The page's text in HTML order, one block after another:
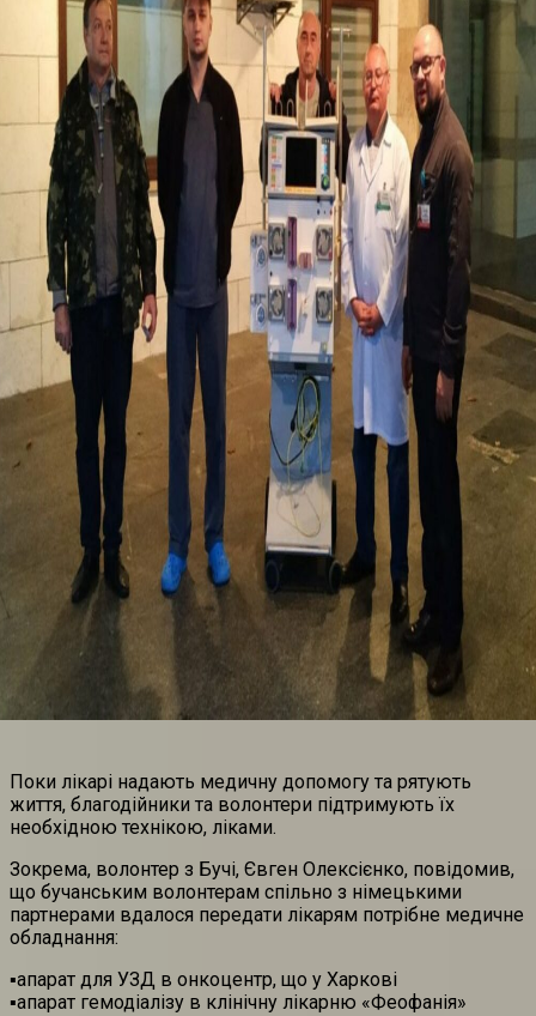
Поки лікарі надають медичну допомогу та рятують
життя, благодійники та волонтери підтримують їх
необхідною технікою, ліками.
Зокрема, волонтер з Бучі, Євген Олексієнко, повідомив,
що бучанським волонтерам спільно з німецькими
партнерами вдалося передати лікарям потрібне медичне
обладнання:
▪️апарат для УЗД в онкоцентр, що у Харкові
▪️апарат гемодіалізу в клінічну лікарню «Феофанія»